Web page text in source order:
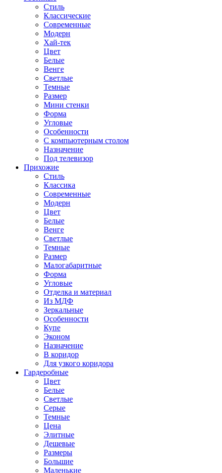
Стиль
Классические
Современные
Модерн
Хай-тек
Цвет
Белые
Венге
Светлые
Темные
Размер
Мини стенки
Форма
Угловые
Особенности
С компьютерным столом
Назначение
Под телевизор
Прихожие
Стиль
Классика
Современные
Модерн
Цвет
Белые
Венге
Светлые
Темные
Размер
Малогабаритные
Форма
Угловые
Отделка и материал
Из МДФ
Зеркальные
Особенности
Купе
Эконом
Назначение
В коридор
Для узкого коридора
Гардеробные
Цвет
Белые
Светлые
Серые
Темные
Цена
Элитные
Дешевые
Размеры
Большие
Маленькие